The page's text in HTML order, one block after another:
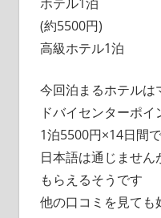
(約5500円)
高級ホテル1泊
今回泊まるホテルは
ドバイセンターポイ
1泊5500円×14日間
日本語は通じませ
もらえるそうです
他の口コミを見ても